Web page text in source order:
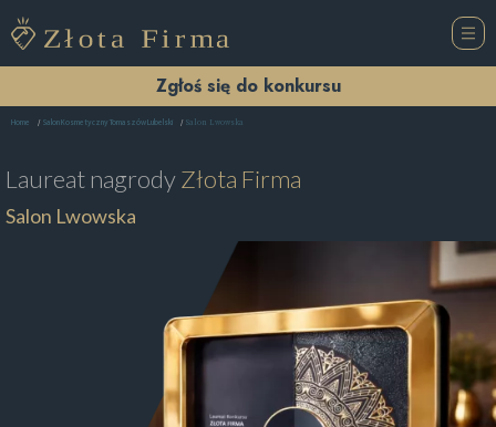
Zgłoś się do konkursu
Home Salon Kosmetyczny Tomaszów Lubelski Salon Lwowska
Laureat nagrodyZłota Firma
Salon Lwowska